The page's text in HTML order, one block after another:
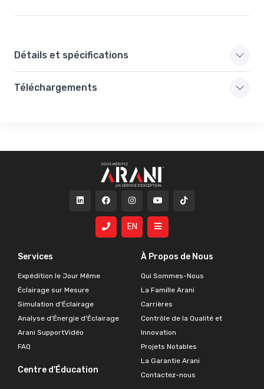
Détails et spécifications
Téléchargements
Services
Expédition le Jour Même
Éclairage sur Mesure
Simulation d'Éclairage
Analyse d'Énergie d'Éclairage
Arani SupportVidéo
FAQ
Centre d'Éducation
À Propos de Nous
Qui Sommes-Nous
La Famille Arani
Carrières
Contrôle de la Qualité et
Innovation
Projets Notables
La Garantie Arani
Contactez-nous
EN